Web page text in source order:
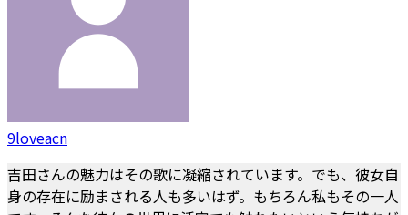
9loveacn
吉田さんの魅力はその歌に凝縮されています。でも、彼女自
身の存在に励まされる人も多いはず。もちろん私もその一人